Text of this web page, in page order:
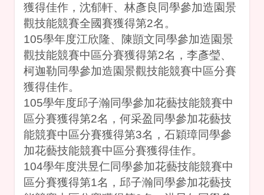
獲得佳作，沈郁軒、林彥良同學參加造園景
觀技能競賽全國賽獲得第2名。
105學年度江欣隆、陳顗文同學參加造園景
觀技能競賽中區分賽獲得第2名，李彥瑩、
柯迦勒同學參加造園景觀技能競賽中區分賽
獲得佳作。
105學年度邱子瀚同學參加花藝技能競賽中
區分賽獲得第2名，何采盈同學參加花藝技
能競賽中區分賽獲得第3名，石穎璋同學參
加花藝技能競賽中區分賽獲得佳作。
104學年度洪昱仁同學參加花藝技能競賽中
區分賽獲得第1名，邱子瀚同學參加花藝技